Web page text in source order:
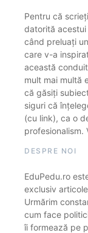
Pentru că
datorită
când preluați
care v-a
această
mult mai multă
că găsiți
siguri că
(cu link), ca o
profesionalism.
DESPRE NOI
EduPedu.ro
exclusiv
Urmărim
cum face
îi formează pe